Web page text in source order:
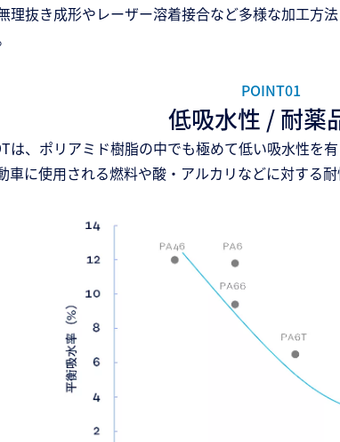
理抜き成形やレーザー溶着接合など多様な加工方
POINT01
低吸水性 / 耐薬
は、ポリアミド樹脂の中でも極めて低い吸水性を
車に使用される燃料や酸・アルカリなどに対する